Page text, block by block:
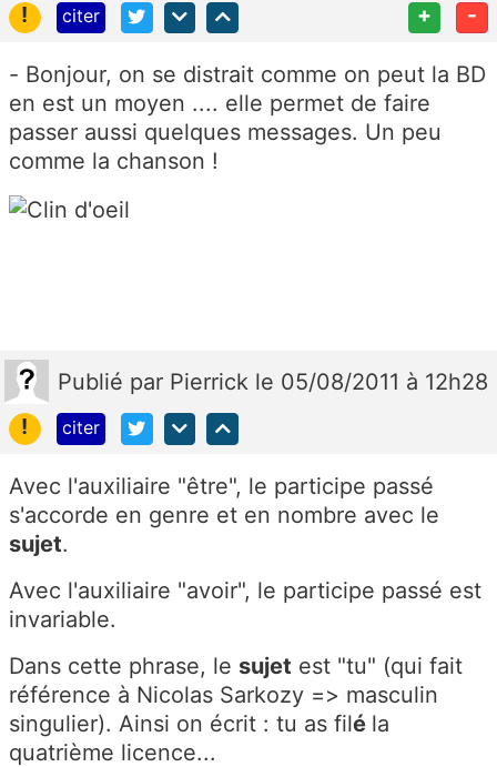
!
citer + -
- Bonjour, on se distrait comme on peut la BD
en est un moyen .... elle permet de faire
passer aussi quelques messages. Un peu
comme la chanson !
Publié par Pierrick le 05/08/2011 à 12h28
!
citer
Avec l'auxiliaire "être", le participe passé
s'accorde en genre et en nombre avec le
sujet.
Avec l'auxiliaire "avoir", le participe passé est
invariable.
Dans cette phrase, le sujet est "tu" (qui fait
référence à Nicolas Sarkozy => masculin
singulier). Ainsi on écrit : tu as filé la
quatrième licence...